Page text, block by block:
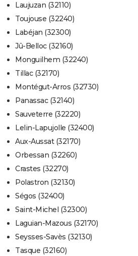
Laujuzan (32110)
Toujouse (32240)
Labéjan (32300)
Jû-Belloc (32160)
Monguilhem (32240)
Tillac (32170)
Montégut-Arros (32730)
Panassac (32140)
Sauveterre (32220)
Lelin-Lapujolle (32400)
Aux-Aussat (32170)
Orbessan (32260)
Crastes (32270)
Polastron (32130)
Ségos (32400)
Saint-Michel (32300)
Laguian-Mazous (32170)
Seysses-Savès (32130)
Tasque (32160)